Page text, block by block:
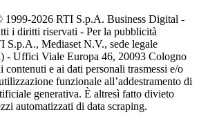
1999-2026 RTI S.p.A. Business Digital -
i diritti riservati - Per la pubblicità
S.p.A., Mediaset N.V., sede legale
- Uffici Viale Europa 46, 20093 Cologno
contenuti e ai dati personali trasmessi e/o
funzionale all’addestramento di
generativa. È altresì fatto divieto
automatizzati di data scraping.